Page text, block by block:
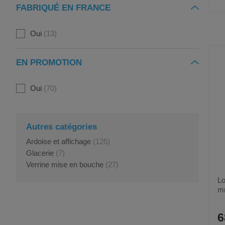
FABRIQUÉ EN FRANCE
Oui 13
EN PROMOTION
Oui 70
Autres catégories
Ardoise et affichage (125)
Glacerie (7)
Verrine mise en bouche (27)